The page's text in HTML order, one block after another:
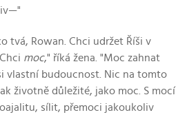
tvá, Rowan. Chci udržet Říši v
moc," říká žena. "Moc zahnat
vlastní budoucnost. Nic na tomto
životně důležité, jako moc. S mocí
sílit, přemoci jakoukoliv